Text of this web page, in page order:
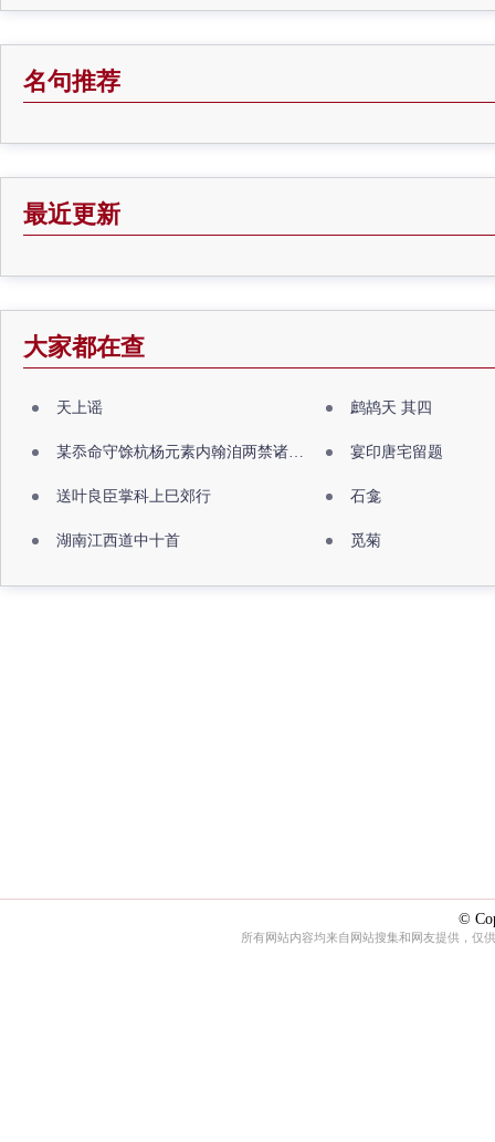
名句推荐
最近更新
大家都在查
天上谣 鹧鸪天 其四
某忝命守馀杭杨元素内翰洎两禁诸公出祖佛寺 宴印唐宅留题
送叶良臣掌科上巳郊行 石龛
湖南江西道中十首 觅菊
©
所有网站内容均来自网站搜集和网友提供，仅